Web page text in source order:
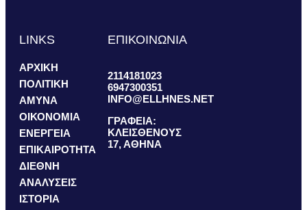
LINKS
ΑΡΧΙΚΗ
ΠΟΛΙΤΙΚΗ
ΑΜΥΝΑ
ΟΙΚΟΝΟΜΙΑ
ΕΝΕΡΓΕΙΑ
ΕΠΙΚΑΙΡΟΤΗΤΑ
ΔΙΕΘΝΗ
ΑΝΑΛΥΣΕΙΣ
ΙΣΤΟΡΙΑ
ΕΠΙΚΟΙΝΩΝΙΑ
2114181023
6947300351
INFO@ELLHNES.NET
ΓΡΑΦΕΙΑ:
ΚΛΕΙΣΘΕΝΟΥΣ
17, ΑΘΗΝΑ